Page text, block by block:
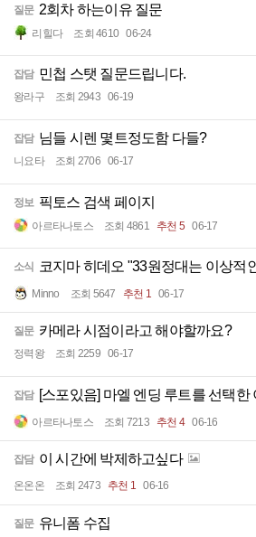
질문 2회차 하는이유 질문
리힐다 조회 4610 06-24
잡담 민첩 스탯 질문드립니다.
왕라구 조회 2943 06-19
잡담 님들 시렌 몇트정도함 다들?
니요타 조회 2706 06-17
정보 픽토스 검색 페이지
아르타나토스 조회 4861 추천 5 06-17
소식 코지마 히데오 "33원정대는 이상적
Minno 조회 5647 추천 1 06-17
질문 카메라 시점이라고 해야할까요?
정력왕 조회 2259 06-17
잡담 [스포있음] 마엘 엔딩 루트를 선택한
아르타나토스 조회 7213 추천 4 06-16
잡담 이 시간에 박제하고싶다
온온온 조회 2473 추천 1 06-16
질문 유니폼 수집